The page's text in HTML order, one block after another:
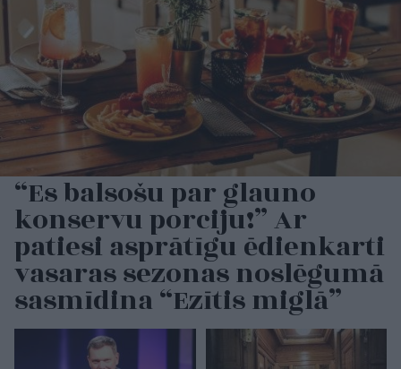
“Es balsošu par glauno
konservu porciju!” Ar
patiesi asprātīgu ēdienkarti
vasaras sezonas noslēgumā
sasmīdina “Ezītis miglā”